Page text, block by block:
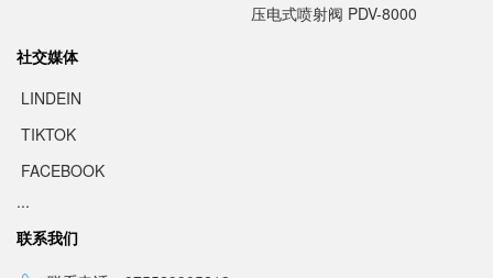
压电式喷射阀 PDV-8000
社交媒体
LINDEIN
TIKTOK
FACEBOOK
...
联系我们